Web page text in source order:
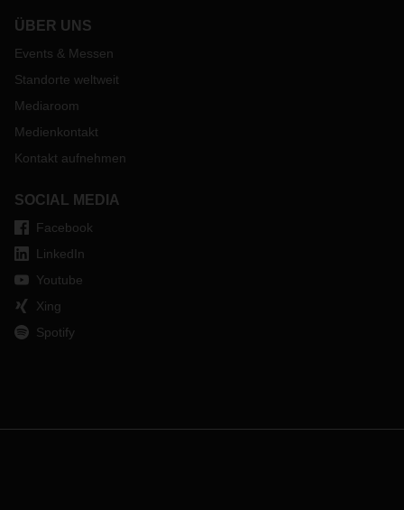
ÜBER UNS
Events & Messen
Standorte weltweit
Mediaroom
Medienkontakt
Kontakt aufnehmen
SOCIAL MEDIA
Facebook
LinkedIn
Youtube
Xing
Spotify